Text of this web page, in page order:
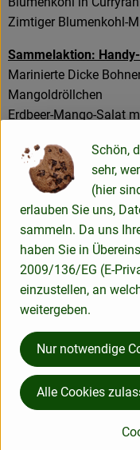
Zimtiger Blumenkohl-
Sammelaktion:
Marinierte Dicke
Mangoldröllchen
Erdbeer-Mango-Salat
Neu im Shop:
(KW 24/23)
Spitzkohlsalat mit
Dicke Bohnen-
Frühlingssuppe mit
Vielfalt in der
Mairübchen-Möhren-
Mangold mit Pasta in
Klassischer
Erfrischende
Weiße Bohnen-
Fenchel-Gurken-
Gefüllte Kohlrabi mit
Schön,
sehr,
(hier
erlauben Sie uns,
sammeln. Da uns
haben Sie in
2009/136/EG (E-
einzustellen, an
weitergeben.
Nur notwendige
Alle Cookies